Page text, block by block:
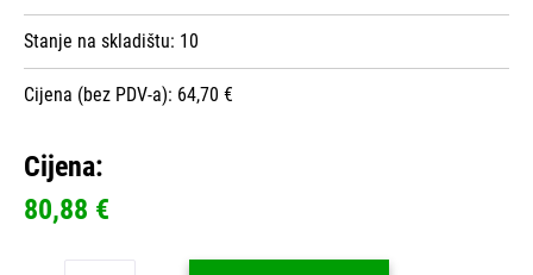
Stanje na skladištu: 10
Cijena (bez PDV-a): 64,70 €
Cijena:
80,88 €